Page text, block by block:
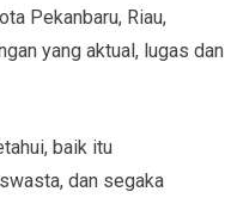
Pekanbaru, Riau,
yang aktual, lugas dan
baik itu
dan segaka